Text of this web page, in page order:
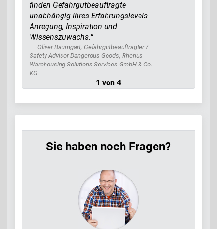
finden Gefahrgutbeauftragte
unabhängig ihres Erfahrungslevels
Anregung, Inspiration und
Wissenszuwachs.“
Oliver Baumgart, Gefahrgutbeauftragter /
Safety Advisor Dangerous Goods, Rhenus
Warehousing Solutions Services GmbH & Co.
KG
1 von 4
Sie haben noch Fragen?